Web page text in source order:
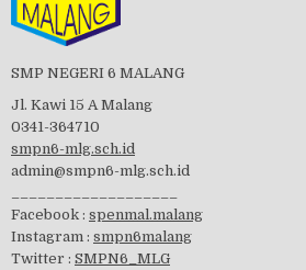
visitasi PPK 2019
SMP NEGERI 6 MALANG
Jl. Kawi 15 A Malang
0341-364710
smpn6-mlg.sch.id
admin@smpn6-mlg.sch.id
Facebook : spenmal.malang
Instagram : smpn6malang
Twitter : SMPN6_MLG